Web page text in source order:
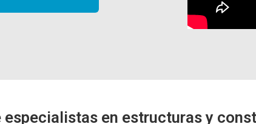
especialistas en estructuras y